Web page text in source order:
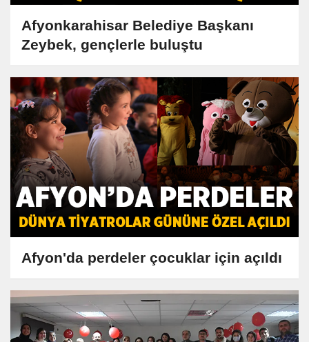
Afyonkarahisar Belediye Başkanı
Zeybek, gençlerle buluştu
Afyon'da perdeler çocuklar için açıldı